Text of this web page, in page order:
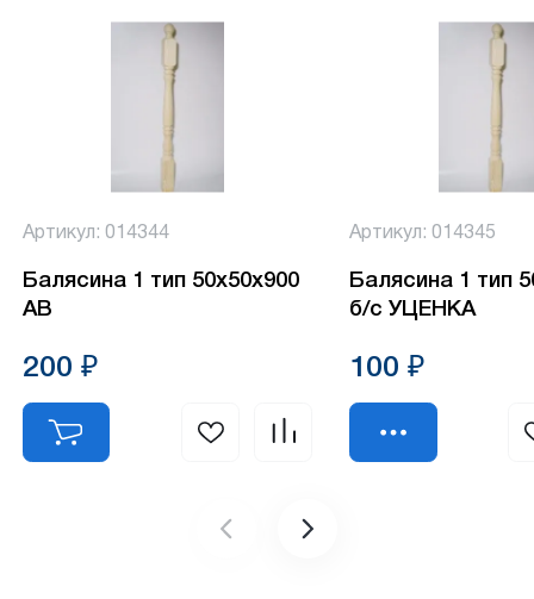
Артикул: 014344
Балясина 1 тип 50х50х900
АВ
200 ₽
Артикул: 014345
Балясина 1 тип
б/с УЦЕНКА
100 ₽